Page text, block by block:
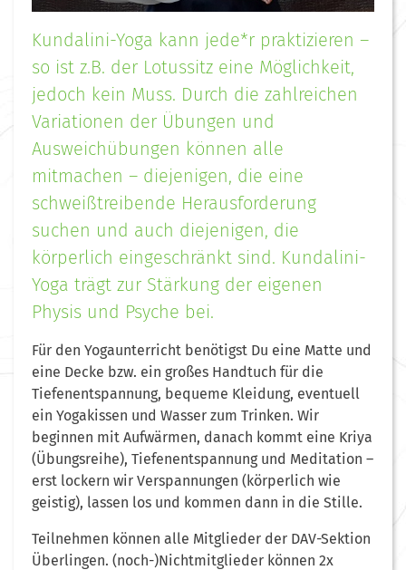
Kundalini-Yoga kann jede*r praktizieren –
so ist z.B. der Lotussitz eine Möglichkeit,
jedoch kein Muss. Durch die zahlreichen
Variationen der Übungen und
Ausweichübungen können alle
mitmachen – diejenigen, die eine
schweißtreibende Herausforderung
suchen und auch diejenigen, die
körperlich eingeschränkt sind. Kundalini-
Yoga trägt zur Stärkung der eigenen
Physis und Psyche bei.
Für den Yogaunterricht benötigst Du eine Matte und
eine Decke bzw. ein großes Handtuch für die
Tiefenentspannung, bequeme Kleidung, eventuell
ein Yogakissen und Wasser zum Trinken. Wir
beginnen mit Aufwärmen, danach kommt eine Kriya
(Übungsreihe), Tiefenentspannung und Meditation –
erst lockern wir Verspannungen (körperlich wie
geistig), lassen los und kommen dann in die Stille.
Teilnehmen können alle Mitglieder der DAV-Sektion
Überlingen. (noch-)Nichtmitglieder können 2x